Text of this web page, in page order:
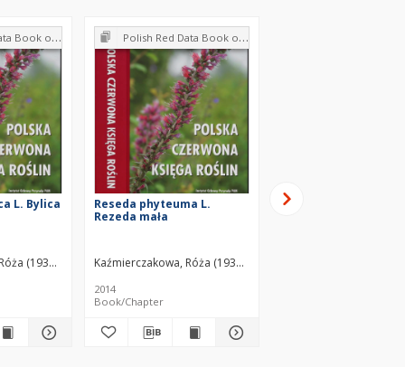
and flowering plants
L. Bylica
(1939– )
Polish Red Data Book of Plants : Pteridophytes and flowering plants
Reseda phyteuma L.
Rezeda mała
Kaźmierczakowa, Róża (1939– )
2014
Book/Chapter
Cochlearia polonica